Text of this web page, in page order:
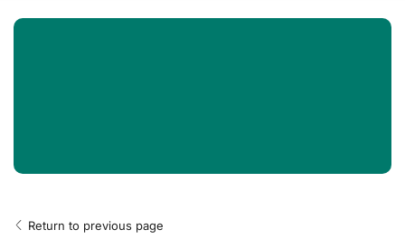
Return to previous page